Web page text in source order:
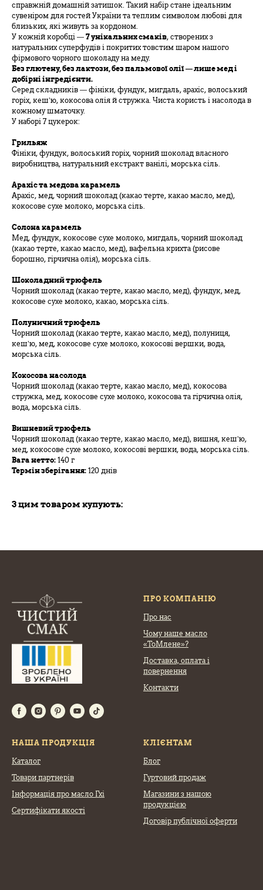
справжній домашній затишок. Такий набір стане ідеальним
сувеніром для гостей України та теплим символом любові для
близьких, які живуть за кордоном.
У кожній коробці — 7 унікальних смаків, створених з
натуральних суперфудів і покритих товстим шаром нашого
фірмового чорного шоколаду на меду.
Без глютену, без лактози, без пальмової олії — лише мед і
добірні інгредієнти.
Серед складників — фініки, фундук, мигдаль, арахіс, волоський
горіх, кеш’ю, кокосова олія й стружка. Чиста користь і насолода в
кожному шматочку.
У наборі 7 цукерок:
Грильяж
Фініки, фундук, волоський горіх, чорний шоколад власного
виробництва, натуральний екстракт ванілі, морська сіль.
Арахіс та медова карамель
Арахіс, мед, чорний шоколад (какао терте, какао масло, мед),
кокосове сухе молоко, морська сіль.
Солона карамель
Мед, фундук, кокосове сухе молоко, мигдаль, чорний шоколад
(какао терте, какао масло, мед), вафельна крихта (рисове
борошно, гірчична олія), морська сіль.
Шоколадний трюфель
Чорний шоколад (какао терте, какао масло, мед), фундук, мед,
кокосове сухе молоко, какао, морська сіль.
Полуничний трюфель
Чорний шоколад (какао терте, какао масло, мед), полуниця,
кеш’ю, мед, кокосове сухе молоко, кокосові вершки, вода,
морська сіль.
Кокосова насолода
Чорний шоколад (какао терте, какао масло, мед), кокосова
стружка, мед, кокосове сухе молоко, кокосова та гірчична олія,
вода, морська сіль.
Вишневий трюфель
Чорний шоколад (какао терте, какао масло, мед), вишня, кеш’ю,
мед, кокосове сухе молоко, кокосові вершки, вода, морська сіль.
Вага нетто: 140 г
Термін зберігання: 120 днів
З цим товаром купують:
ПРО КОМПАНІЮ
Про нас
Чому наше масло
«ТоМлене»?
Доставка, оплата і
повернення
Контакти
НАША ПРОДУКЦІЯ
Каталог
Товари партнерів
Інформація про масло Гхі
Сертифікати якості
КЛІЄНТАМ
Блог
Гуртовий продаж
Магазини з нашою
продукцією
Договір публічної оферти